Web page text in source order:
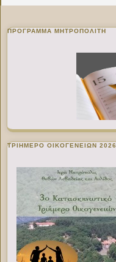
ΠΡΌΓΡΑΜΜΑ ΜΗΤΡΟΠΟΛΊΤΗ
ΤΡΙΗΜΕΡΟ ΟΙΚΟΓΕΝΕΙΩΝ 2026